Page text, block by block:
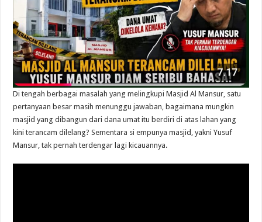
Di tengah berbagai masalah yang melingkupi Masjid Al Mansur, satu
pertanyaan besar masih menunggu jawaban, bagaimana mungkin
masjid yang dibangun dari dana umat itu berdiri di atas lahan yang
kini terancam dilelang? Sementara si empunya masjid, yakni Yusuf
Mansur, tak pernah terdengar lagi kicauannya.